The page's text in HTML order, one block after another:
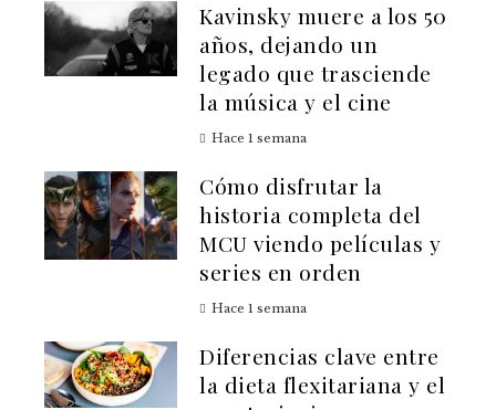
Kavinsky muere a los 50
años, dejando un
legado que trasciende
la música y el cine
Hace 1 semana
Cómo disfrutar la
historia completa del
MCU viendo películas y
series en orden
Hace 1 semana
Diferencias clave entre
la dieta flexitariana y el